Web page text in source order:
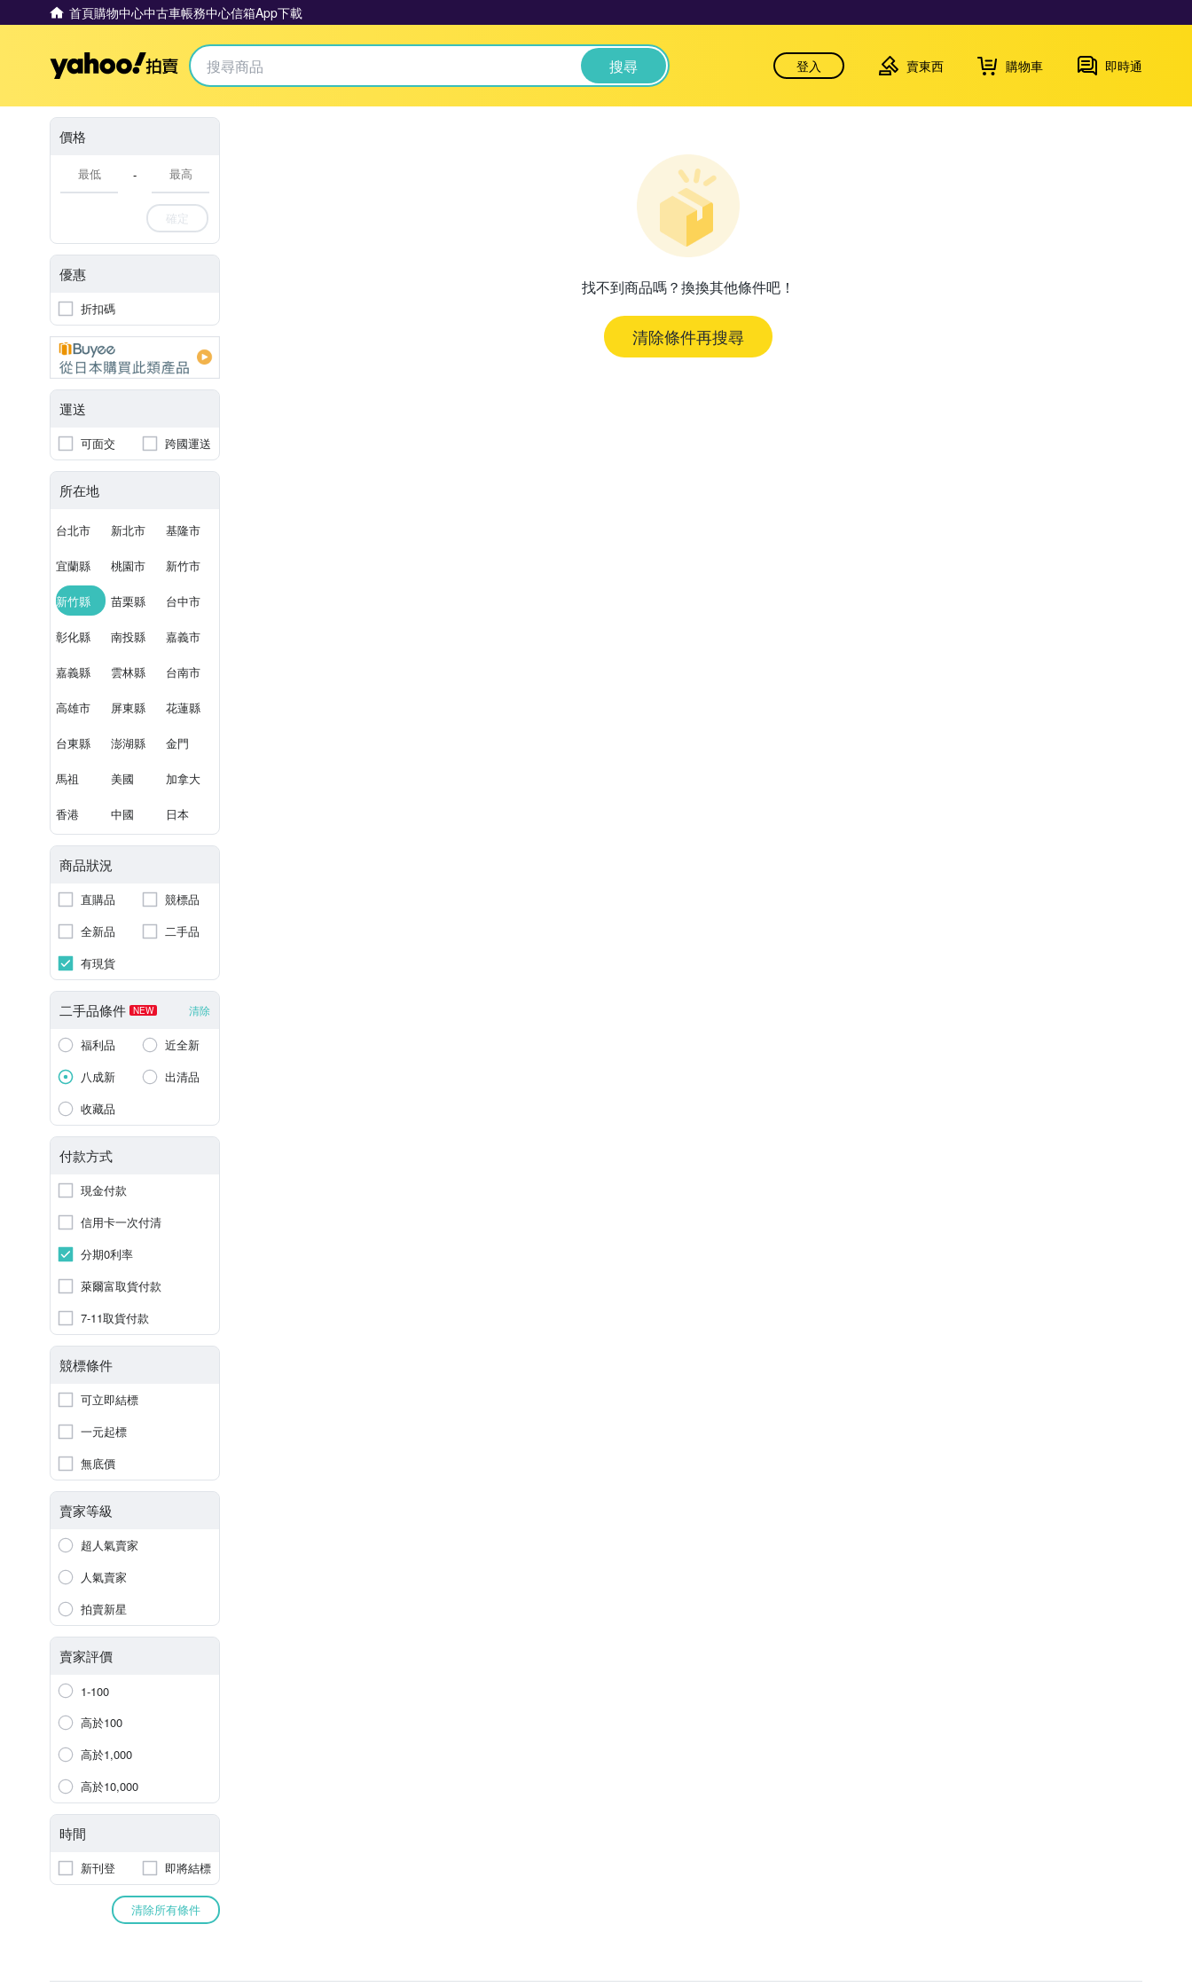
首頁購物中心中古車帳務中心信箱App下載
Yahoo拍賣 搜尋 登入 賣東西 購物車 即時通
價格
-
確定
優惠
折扣碼
運送
可面交 跨國運送
所在地
台北市 新北市 基隆市
宜蘭縣 桃園市 新竹市
新竹縣 苗栗縣 台中市
彰化縣 南投縣 嘉義市
嘉義縣 雲林縣 台南市
高雄市 屏東縣 花蓮縣
台東縣 澎湖縣 金門
馬祖 美國 加拿大
香港 中國 日本
商品狀況
直購品
競標品
全新品
二手品
有現貨
二手品條件 NEW 清除
福利品
近全新
八成新
出清品
收藏品
付款方式
現金付款
信用卡一次付清
分期0利率
萊爾富取貨付款
7-11取貨付款
競標條件
可立即結標
一元起標
無底價
賣家等級
超人氣賣家
人氣賣家
拍賣新星
賣家評價
1-100
高於100
高於1,000
高於10,000
時間
新刊登 即將結標
清除所有條件
找不到商品嗎？換換其他條件吧！
清除條件再搜尋